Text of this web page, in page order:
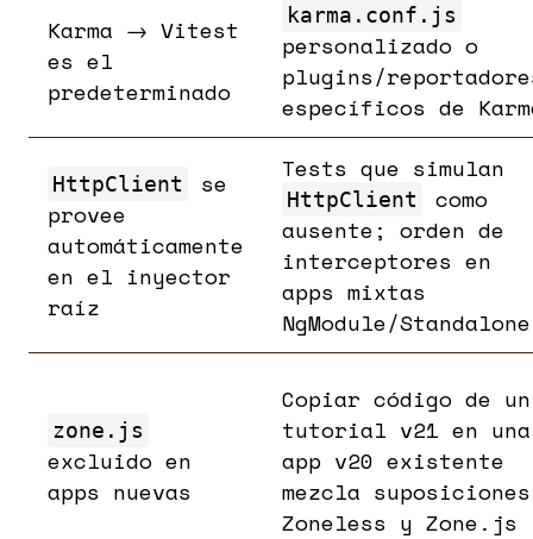
Karma → Vitest
es el
predeterminado
karma.conf.js
personalizado o
plugins/
específicos de
HttpClient
se
provee
automáticamente
en el inyector
raíz
Tests que simulan
HttpClient
como
ausente; orden de
interceptores en
apps mixtas
NgModule/Standalone
zone.js
excluido en
apps nuevas
Copiar código de un
tutorial v21 en una
app v20 existente
mezcla suposiciones
Zoneless y Zone.js